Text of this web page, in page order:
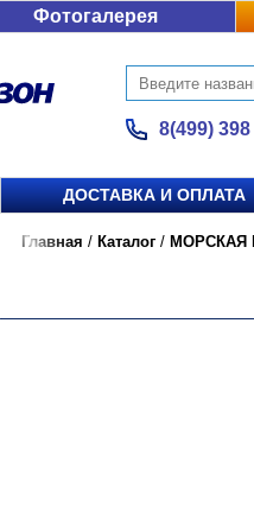
Фотогалерея
8(499)
ДОСТАВКА И ОПЛАТА
Главная / Каталог / МОРСКАЯ